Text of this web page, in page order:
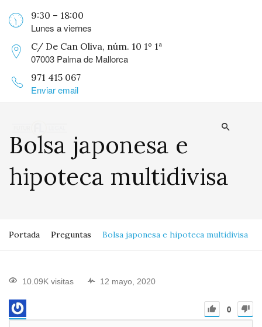
9:30 – 18:00
Lunes a viernes
C/ De Can Oliva, núm. 10 1º 1ª
07003 Palma de Mallorca
971 415 067
Enviar email
Bolsa japonesa e
hipoteca multidivisa
Portada Preguntas Bolsa japonesa e hipoteca multidivisa
10.09K visitas 12 mayo, 2020
0